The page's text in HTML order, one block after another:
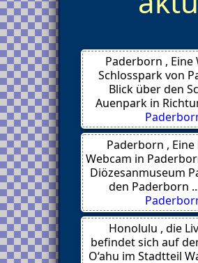
Bad
Paderborn , Eine
Schlosspark von
Blick über den
Auenpark in
Paderborn ,
Webcam in
Diözesanmuseum
den Paderborn
Honolulu , die
befindet sich auf
O‘ahu im Stadtteil